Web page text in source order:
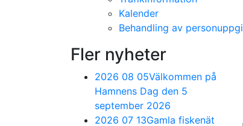
Kalender
Behandling av
Fler nyheter
2026 08 05Välkommen på
Hamnens Dag den 5
september 2026
2026 07 13Gamla fiskenät